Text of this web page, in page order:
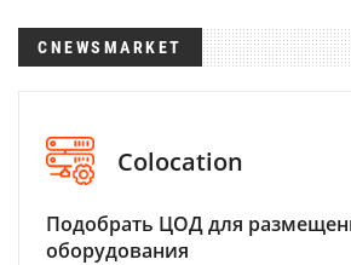
CNEWSMARKET
Colocation
Подобрать ЦОД для
оборудования